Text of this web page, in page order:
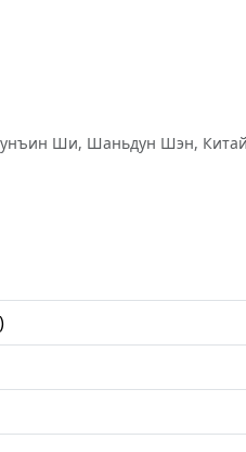
Ши, Шаньдун Шэн,